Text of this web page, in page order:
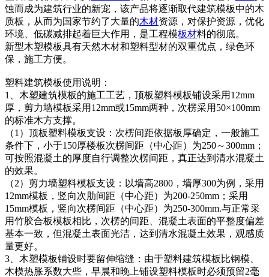
蚀而成为建筑行业的新宠，该产品将逐渐取代建筑模板中的木
质板，从而为国家节约了大量的木材资源，对保护资源，优化
环境、低碳减排起着巨大作用，是工程模板材料的彻底。
新型木塑模板具有天然木材和塑料型材的双重优点，绿色环
保，施工方便。
塑料建筑模板使用说明：
1、木塑建筑模板的施工工艺，顶板塑料模板铺设采用12mm
厚，剪力墙模板采用12mm或15mm两种，次楞采用50×100mm
的标准木方支撑。
（1）顶板塑料模板支设：次楞间距依据板厚确定，一般施工
条件下，小于150厚楼板次楞间距（中心距）为250～300mm；
可按照混凝土的厚度自行调整次楞间距，真正达到清水混凝土
的效果。
（2）剪力墙塑料模板支设：以墙高2800，墙厚300为例，采用
12mm模板，竖向次肋间距（中心距）为200-250mm；采用
15mm模板，竖向次楞间距（中心距）为250-300mm.与正常采
用竹胶合板模板相比，次楞的间距、混凝土表面的平整度偏差
基本一致，但混凝土表面光洁，达到清水混凝土效果，观感质
量更好。
3、木塑模板铺设时要留伸缩缝：由于塑料建筑模板比钢模、
木模热胀系数大些，早晨和晚上铺设塑料模板时必须预留2毫